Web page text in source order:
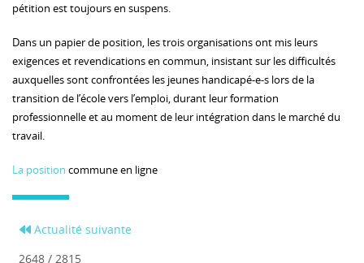
pétition est toujours en suspens.
Dans un papier de position, les trois organisations ont mis leurs
exigences et revendications en commun, insistant sur les difficultés
auxquelles sont confrontées les jeunes handicapé-e-s lors de la
transition de l’école vers l’emploi, durant leur formation
professionnelle et au moment de leur intégration dans le marché du
travail.
La position commune en ligne
Actualité suivante
2648 / 2815